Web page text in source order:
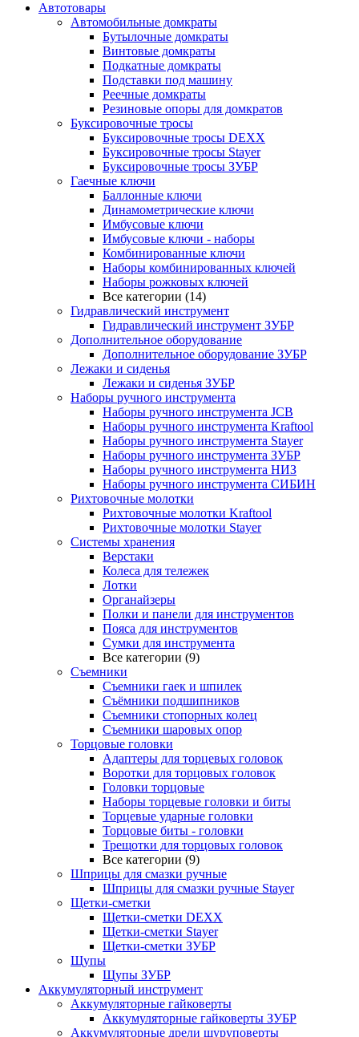
Автотовары
Автомобильные домкраты
Бутылочные домкраты
Винтовые домкраты
Подкатные домкраты
Подставки под машину
Реечные домкраты
Резиновые опоры для домкратов
Буксировочные тросы
Буксировочные тросы DEXX
Буксировочные тросы Stayer
Буксировочные тросы ЗУБР
Гаечные ключи
Баллонные ключи
Динамометрические ключи
Имбусовые ключи
Имбусовые ключи - наборы
Комбинированные ключи
Наборы комбинированных ключей
Наборы рожковых ключей
Все категории (14)
Гидравлический инструмент
Гидравлический инструмент ЗУБР
Дополнительное оборудование
Дополнительное оборудование ЗУБР
Лежаки и сиденья
Лежаки и сиденья ЗУБР
Наборы ручного инструмента
Наборы ручного инструмента JCB
Наборы ручного инструмента Kraftool
Наборы ручного инструмента Stayer
Наборы ручного инструмента ЗУБР
Наборы ручного инструмента НИЗ
Наборы ручного инструмента СИБИН
Рихтовочные молотки
Рихтовочные молотки Kraftool
Рихтовочные молотки Stayer
Системы хранения
Верстаки
Колеса для тележек
Лотки
Органайзеры
Полки и панели для инструментов
Пояса для инструментов
Сумки для инструмента
Все категории (9)
Съемники
Съемники гаек и шпилек
Съёмники подшипников
Съемники стопорных колец
Съемники шаровых опор
Торцовые головки
Адаптеры для торцевых головок
Воротки для торцовых головок
Головки торцовые
Наборы торцевые головки и биты
Торцевые ударные головки
Торцовые биты - головки
Трещотки для торцовых головок
Все категории (9)
Шприцы для смазки ручные
Шприцы для смазки ручные Stayer
Щетки-сметки
Щетки-сметки DEXX
Щетки-сметки Stayer
Щетки-сметки ЗУБР
Щупы
Щупы ЗУБР
Аккумуляторный инструмент
Аккумуляторные гайковерты
Аккумуляторные гайковерты ЗУБР
Аккумуляторные дрели шуруповерты